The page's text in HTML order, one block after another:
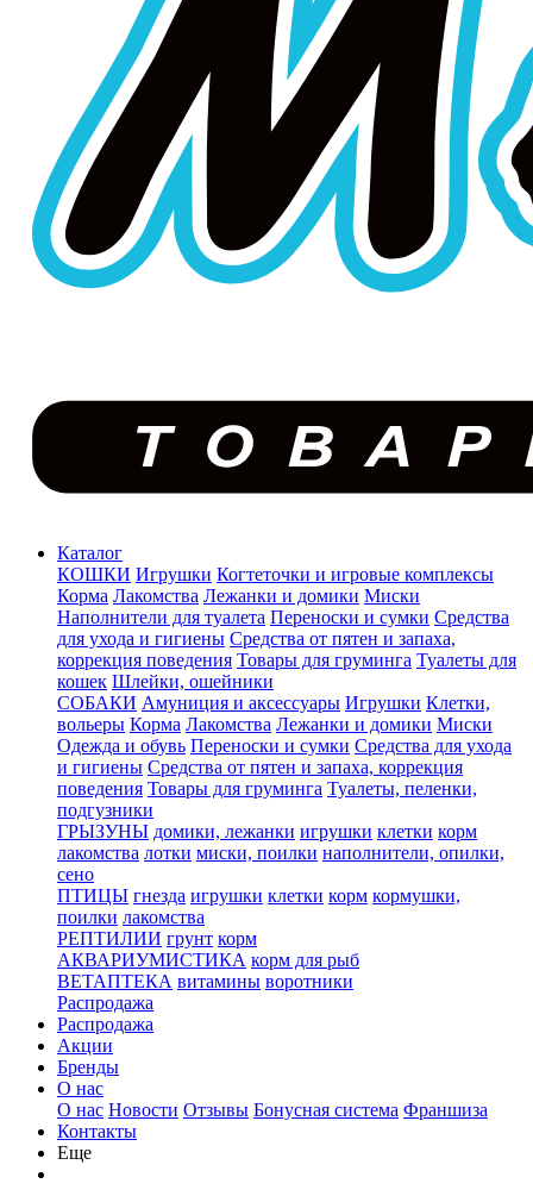
Каталог
КОШКИ Игрушки Когтеточки и игровые комплексы
Корма Лакомства Лежанки и домики Миски
Наполнители для туалета Переноски и сумки Средства
для ухода и гигиены Средства от пятен и запаха,
коррекция поведения Товары для груминга Туалеты для
кошек Шлейки, ошейники
СОБАКИ Амуниция и аксессуары Игрушки Клетки,
вольеры Корма Лакомства Лежанки и домики Миски
Одежда и обувь Переноски и сумки Средства для ухода
и гигиены Средства от пятен и запаха, коррекция
поведения Товары для груминга Туалеты, пеленки,
подгузники
ГРЫЗУНЫ домики, лежанки игрушки клетки корм
лакомства лотки миски, поилки наполнители, опилки,
сено
ПТИЦЫ гнезда игрушки клетки корм кормушки,
поилки лакомства
РЕПТИЛИИ грунт корм
АКВАРИУМИСТИКА корм для рыб
ВЕТАПТЕКА витамины воротники
Распродажа
Распродажа
Акции
Бренды
О нас
О нас Новости Отзывы Бонусная система Франшиза
Контакты
Еще